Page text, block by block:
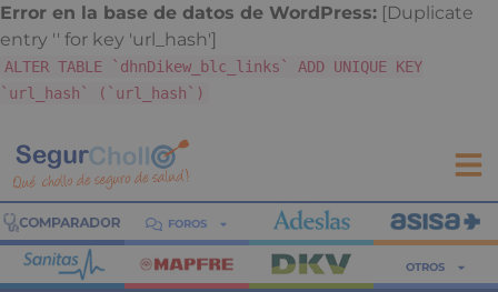
Error en la base de datos de WordPress: [Duplicate
entry '' for key 'url_hash']
ALTER TABLE `dhnDikew_blc_links` ADD UNIQUE KEY
`url_hash` (`url_hash`)
FOROS
OTROS